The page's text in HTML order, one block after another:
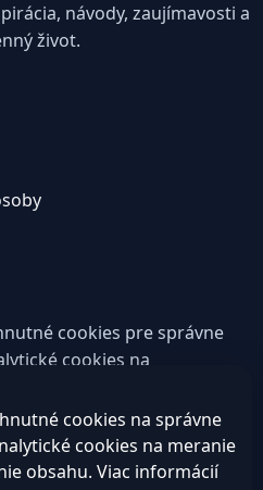
návody, zaujímavosti a
život.
cookies pre správne
cookies na
skúsenosti.
cookies na správne
cookies na meranie
obsahu. Viac informácií